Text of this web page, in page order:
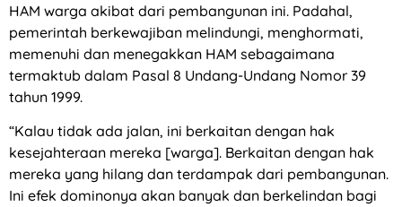
HAM warga akibat dari pembangunan ini. Padahal,
pemerintah berkewajiban melindungi, menghormati,
memenuhi dan menegakkan HAM sebagaimana
termaktub dalam Pasal 8 Undang-Undang Nomor 39
tahun 1999.
“Kalau tidak ada jalan, ini berkaitan dengan hak
kesejahteraan mereka [warga]. Berkaitan dengan hak
mereka yang hilang dan terdampak dari pembangunan.
Ini efek dominonya akan banyak dan berkelindan bagi